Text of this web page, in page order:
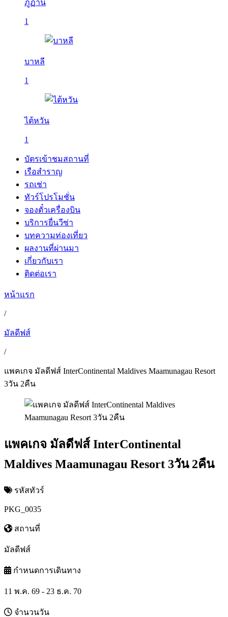
ภูฏาน
1
บาหลี
1
ไต้หวัน
1
บัตรเข้าชมสถานที่
เรือสำราญ
รถเช่า
ทัวร์โปรโมชั่น
จองตั๋วเครื่องบิน
บริการยื่นวีซ่า
บทความท่องเที่ยว
ผลงานที่ผ่านมา
เกี่ยวกับเรา
ติดต่อเรา
หน้าแรก
/
มัลดีฟส์
/
แพคเกจ มัลดีฟส์ InterContinental Maldives Maamunagau Resort
3วัน 2คืน
แพคเกจ มัลดีฟส์ InterContinental
Maldives Maamunagau Resort 3วัน 2คืน
รหัสทัวร์
PKG_0035
สถานที่
มัลดีฟส์
กำหนดการเดินทาง
11 พ.ค. 69 - 23 ธ.ค. 70
จำนวนวัน